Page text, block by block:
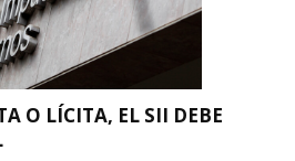
O LÍCITA, EL SII DEBE